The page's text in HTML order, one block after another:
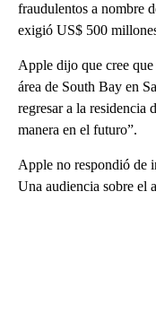
fraudulentos a nombre
exigió US$ 500
Apple dijo que cree que
área de South Bay en
regresar a la residencia
manera en el futuro”.
Apple no respondió de
Una audiencia sobre el